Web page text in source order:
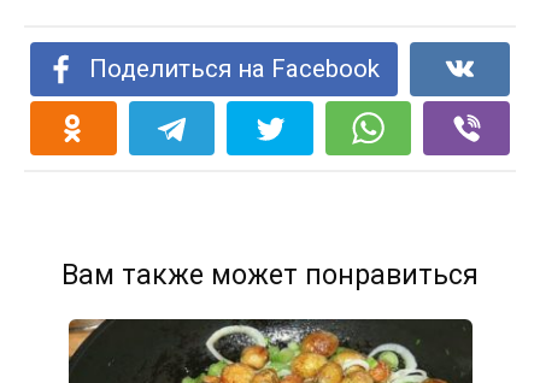
Поделиться на Facebook
Вам также может понравиться